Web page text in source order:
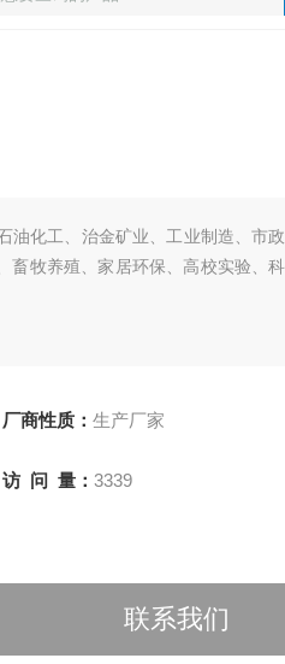
化工、治金矿业、工业制造、市政
畜牧养殖、家居环保、高校实验、
厂商性质： 生产厂家
访 问 量： 3339
联系我们